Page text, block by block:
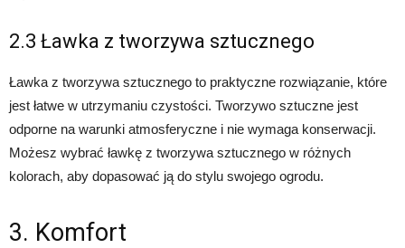
2.3 Ławka z tworzywa sztucznego
Ławka z tworzywa sztucznego to praktyczne rozwiązanie, które
jest łatwe w utrzymaniu czystości. Tworzywo sztuczne jest
odporne na warunki atmosferyczne i nie wymaga konserwacji.
Możesz wybrać ławkę z tworzywa sztucznego w różnych
kolorach, aby dopasować ją do stylu swojego ogrodu.
3. Komfort